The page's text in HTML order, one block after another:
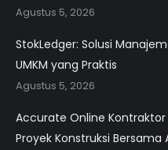
Agustus 5, 2026
StokLedger: Solusi
UMKM yang Praktis
Agustus 5, 2026
Accurate Online Kontraktor
Proyek Konstruksi Bersama